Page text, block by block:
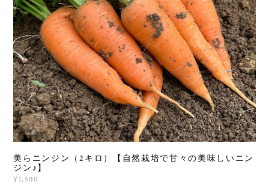
美らニンジン（2キロ）【自然栽培で甘々の美味しいニン
ジン♪】
¥1,500